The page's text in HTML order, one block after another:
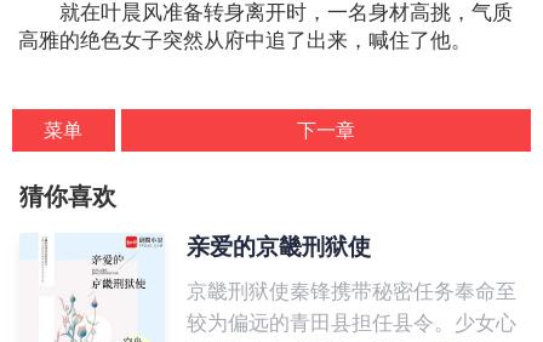
就在叶晨风准备转身离开时，一名身材高挑，气质
高雅的绝色女子突然从府中追了出来，喊住了他。
菜单 下一章
猜你喜欢
亲爱的京畿刑狱使
京畿刑狱使秦锋携带秘密任务奉命至
较为偏远的青田县担任县令。少女心